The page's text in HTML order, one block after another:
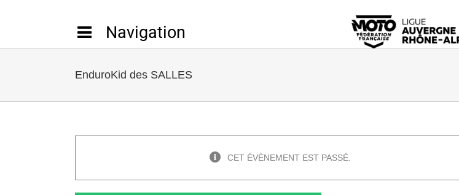
EnduroKid des SALLES
CET ÉVÈNEMENT EST PASSÉ.